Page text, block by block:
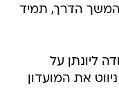
הדרך, תמיד
ליונתן על
את המועדון